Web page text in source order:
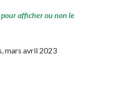
pour afficher ou non le
mars avril 2023